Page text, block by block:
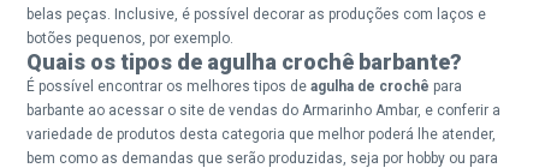
belas peças. Inclusive, é possível decorar as produções com laços e
botões pequenos, por exemplo.
Quais os tipos de agulha crochê barbante?
É possível encontrar os melhores tipos deagulha de crochê para
barbante ao acessar o site de vendas do Armarinho Ambar, e conferir a
variedade de produtos desta categoria que melhor poderá lhe atender,
bem como as demandas que serão produzidas, seja por hobby ou para